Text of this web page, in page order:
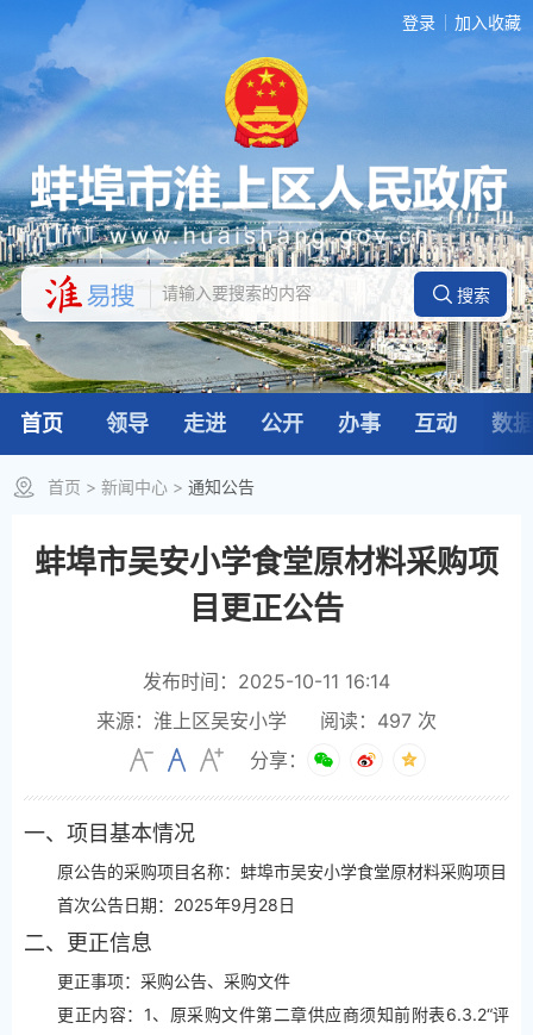
登录 加入收藏
首页 领导 走进 公开 办事 互动 数
首页 > 新闻中心 > 通知公告
蚌埠市吴安小学食堂原材料采购项
目更正公告
发布时间：2025-10-11 16:14
来源：淮上区吴安小学
阅读： 497 次
分享：
一、项目基本情况
原公告的采购项目名称：蚌埠市吴安小学食堂原材料采购项目
首次公告日期：2025年9月28日
二、更正信息
更正事项：采购公告、采购文件
更正内容：1、原采购文件第二章供应商须知前附表6.3.2“评